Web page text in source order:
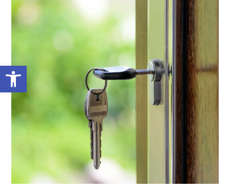
Abrir barra de herramientas